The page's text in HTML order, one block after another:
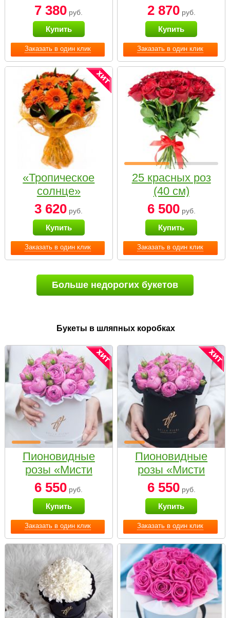
Заказать в один клик
7 380 руб.
Купить
Заказать в один клик
2 870руб.
Купить
Заказать в один клик
«Тропическое
солнце»
3 620 руб.
Купить
Заказать в один клик
25 красных роз
(40 см)
6 500руб.
Купить
Больше недорогих букетов
Букеты в шляпных коробках
Заказать в один клик
Пионовидные
розы «Мисти
бабблс» в белой
коробке Small
6 550 руб.
Купить
Заказать в один клик
Пионовидные
розы «Мисти
бабблс» в
черной коробке
Small
6 550руб.
Купить